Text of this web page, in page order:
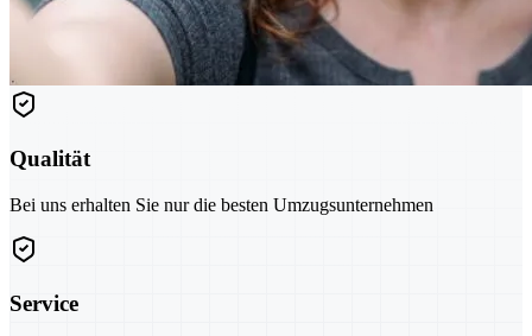
Qualität
Bei uns erhalten Sie nur die besten Umzugsunternehmen
Service